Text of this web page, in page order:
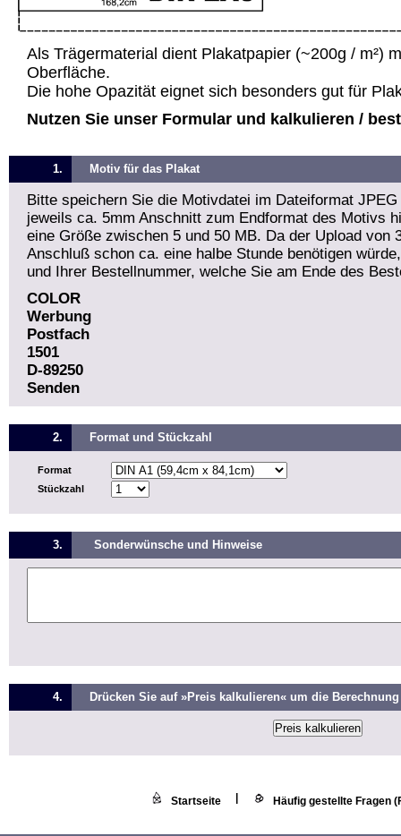
Als Trägermaterial dient Plakatpapier (~200g / m²)
Oberfläche.
Die hohe Opazität eignet sich besonders gut für
Nutzen Sie unser Formular und kalkulieren /
1. Motiv für das Plakat
Bitte speichern Sie die Motivdatei im Dateiformat
jeweils ca. 5mm Anschnitt zum Endformat des Motivs
eine Größe zwischen 5 und 50 MB. Da der Upload von
Anschluß schon ca. eine halbe Stunde benötigen
und Ihrer Bestellnummer, welche Sie am Ende des
COLOR
Werbung
Postfach
1501
D-89250
Senden
2. Format und Stückzahl
Format
Stückzahl
3. Sonderwünsche und Hinweise
4. Drücken Sie auf »Preis kalkulieren« um die
Startseite Häufig gestellte Fragen